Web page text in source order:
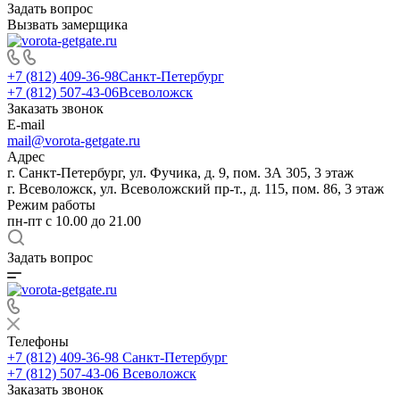
Задать вопрос
Вызвать замерщика
+7 (812) 409-36-98Санкт-Петербург
+7 (812) 507-43-06Всеволожск
Заказать звонок
E-mail
mail@vorota-getgate.ru
Адрес
г. Санкт-Петербург, ул. Фучика, д. 9, пом. 3А 305, 3 этаж
г. Всеволожск, ул. Всеволожский пр-т., д. 115, пом. 86, 3 этаж
Режим работы
пн-пт c 10.00 до 21.00
Задать вопрос
Телефоны
+7 (812) 409-36-98 Санкт-Петербург
+7 (812) 507-43-06 Всеволожск
Заказать звонок